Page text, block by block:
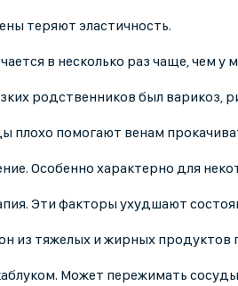
теряют эластичность.
в несколько раз чаще, чем у
родственников был варикоз,
помогают венам
Особенно характерно для
Эти факторы ухудшают
из тяжелых и жирных продуктов
Может пережимать